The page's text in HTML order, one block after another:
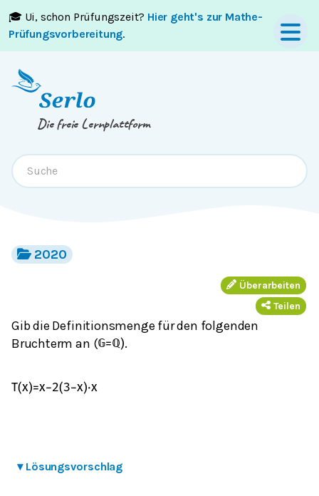
🎓 Ui, schon Prüfungszeit? Hier geht's zur Mathe-
Prüfungsvorbereitung.
Springe zumInhaltoderFooter
Die freie Lernplattform
2020
Überarbeiten
Teilen
Gib die Definitionsmenge für den folgenden
Bruchterm an (𝔾=ℚ).
T(x)=x−2(3−x)⋅x
▾ Lösungsvorschlag